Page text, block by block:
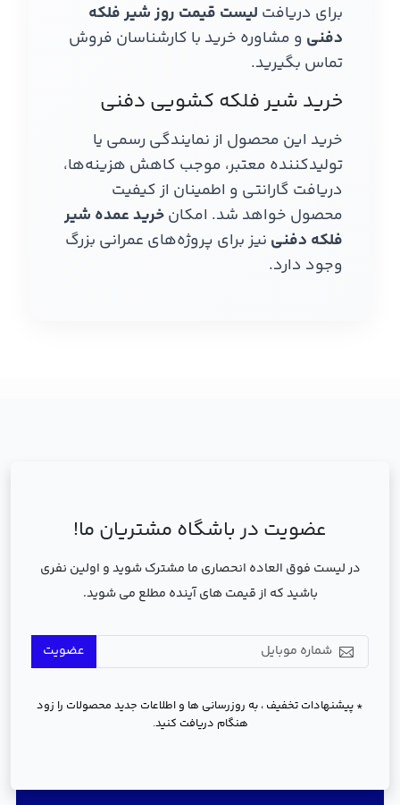
برای دریافت لیست قیمت روز شیر فلکه
دفنی و مشاوره خرید با کارشناسان فروش
تماس بگیرید.
خرید شیر فلکه کشویی دفنی
خرید این محصول از نمایندگی رسمی یا
تولیدکننده معتبر، موجب کاهش هزینه‌ها،
دریافت گارانتی و اطمینان از کیفیت
محصول خواهد شد. امکانخرید عمده شیر
فلکه دفنی نیز برای پروژه‌های عمرانی بزرگ
وجود دارد.
عضویت در باشگاه مشتریان ما!
در لیست فوق العاده انحصاری ما مشترک شوید و اولین نفری
باشید که از قیمت های آینده مطلع می شوید.
عضویت
* پیشنهادات تخفیف ، به روزرسانی ها و اطلاعات جدید محصولات را زود
هنگام دریافت کنید.